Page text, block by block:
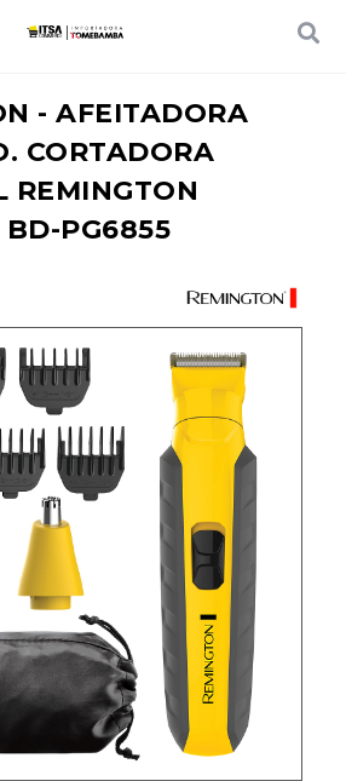
- AFEITADORA
CORTADORA
REMINGTON
BD-PG6855